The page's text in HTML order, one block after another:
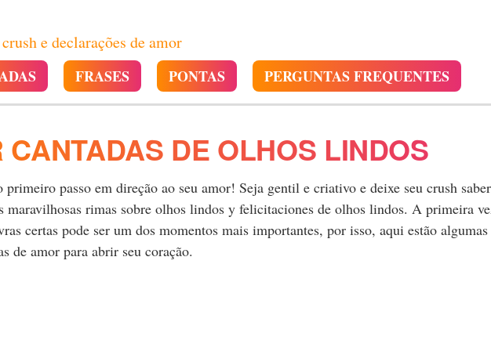
e declarações de amor
FRASES PONTAS PERGUNTAS FREQUENTES
CANTADAS DE OLHOS LINDOS
primeiro passo em direção ao seu amor! Seja gentil e criativo e deixe seu crush saber
maravilhosas rimas sobre olhos lindos y felicitaciones de olhos lindos. A primeira
certas pode ser um dos momentos mais importantes, por isso, aqui estão algumas
de amor para abrir seu coração.